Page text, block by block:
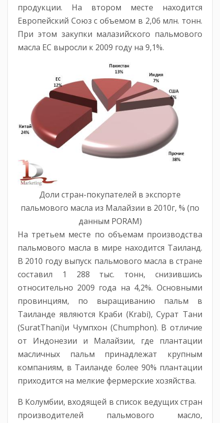
продукции. На втором месте находится
Европейский Союз с объемом в 2,06 млн. тонн.
При этом закупки малазийского пальмового
масла ЕС выросли к 2009 году на 9,1%.
Доли стран-покупателей в экспорте
пальмового масла из Малайзии в 2010г, % (по
данным PORAM)
На третьем месте по объемам производства
пальмового масла в мире находится Таиланд.
В 2010 году выпуск пальмового масла в стране
составил 1 288 тыс. тонн, снизившись
относительно 2009 года на 4,2%. Основными
провинциям, по выращиванию пальм в
Таиланде являются Краби (Krabi), Сурат Тани
(SuratThani)и Чумпхон (Chumphon). В отличие
от Индонезии и Малайзии, где плантации
масличных пальм принадлежат крупным
компаниям, в Таиланде более 90% плантации
приходится на мелкие фермерские хозяйства.
В Колумбии, входящей в список ведущих стран
производителей пальмового масло,